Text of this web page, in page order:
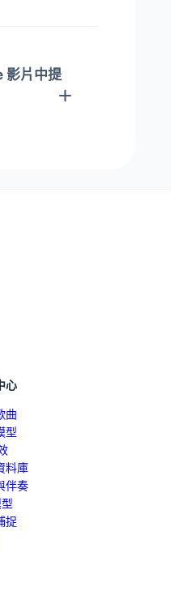
影片中提
心
曲
型
料庫
伴奏
捉